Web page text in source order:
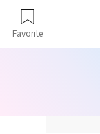
Favorite